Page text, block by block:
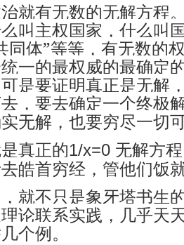
就有无数的无解方程
叫主权国家，什么叫
同体”等等，有无数的
一的最权威的最确定
是要证明真正是无解
，要去确定一个终极
无解，也要穷尽一切
真正的1/x=0 无解方
皓首穷经，管他们饭
就不只是象牙塔书生
论联系实践，几乎天
个例。